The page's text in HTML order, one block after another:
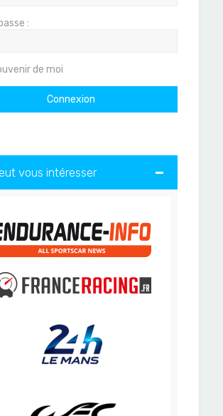
:
de moi
vous intéresser